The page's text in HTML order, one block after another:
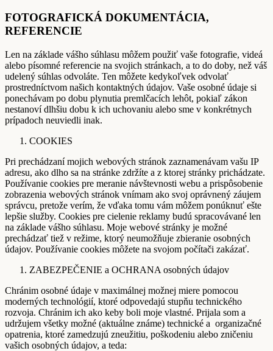
FOTOGRAFICKÁ DOKUMENTÁCIA,
REFERENCIE
Len na základe vášho súhlasu môžem použiť vaše fotografie, videá
alebo písomné referencie na svojich stránkach, a to do doby, než váš
udelený súhlas odvoláte. Ten môžete kedykoľvek odvolať
prostredníctvom našich kontaktných údajov. Vaše osobné údaje si
ponechávam po dobu plynutia premlčacích lehôt, pokiaľ zákon
nestanoví dlhšiu dobu k ich uchovaniu alebo sme v konkrétnych
prípadoch neuviedli inak.
COOKIES
Pri prechádzaní mojich webových stránok zaznamenávam vašu IP
adresu, ako dlho sa na stránke zdržíte a z ktorej stránky prichádzate.
Používanie cookies pre meranie návštevnosti webu a prispôsobenie
zobrazenia webových stránok vnímam ako svoj oprávnený záujem
správcu, pretože verím, že vďaka tomu vám môžem ponúknuť ešte
lepšie služby. Cookies pre cielenie reklamy budú spracovávané len
na základe vášho súhlasu. Moje webové stránky je možné
prechádzať tiež v režime, ktorý neumožňuje zbieranie osobných
údajov. Používanie cookies môžete na svojom počítači zakázať.
ZABEZPEČENIE a OCHRANA osobných údajov
Chránim osobné údaje v maximálnej možnej miere pomocou
moderných technológií, ktoré odpovedajú stupňu technického
rozvoja. Chránim ich ako keby boli moje vlastné. Prijala som a
udržujem všetky možné (aktuálne známe) technické a organizačné
opatrenia, ktoré zamedzujú zneužitiu, poškodeniu alebo zničeniu
vašich osobných údajov, a teda: